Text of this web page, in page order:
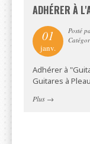
ADHÉRER À
01
janv.
Posté
Adhérer à
Guitares à
Plus →